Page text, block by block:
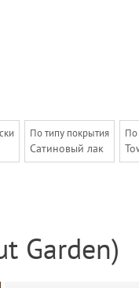
По типу покрытия
Сатиновый лак
По
Garden)